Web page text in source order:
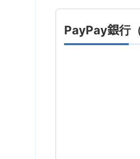
PayPay銀行